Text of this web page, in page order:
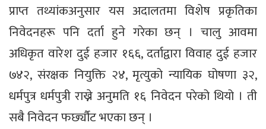
प्राप्त तथ्यांकअनुसार यस अदालतमा विशेष प्रकृतिका
निवेदनहरू पनि दर्ता हुने गरेका छन् । चालु आवमा
अधिकृत वारेश दुई हजार १६६, दर्ताद्वारा विवाह दुई हजार
७४२, संरक्षक नियुक्ति २४, मृत्युको न्यायिक घोषणा ३२,
धर्मपुत्र धर्मपुत्री राख्ने अनुमति १६ निवेदन परेको थियो । ती
सबै निवेदन फर्छ्यौट भएका छन् ।